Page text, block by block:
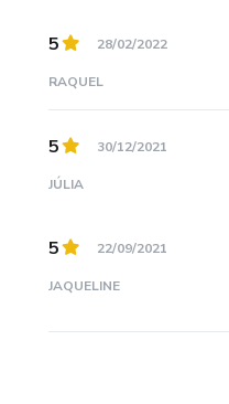
5 28/02/2022
RAQUEL
5 30/12/2021
JÚLIA
5 22/09/2021
JAQUELINE